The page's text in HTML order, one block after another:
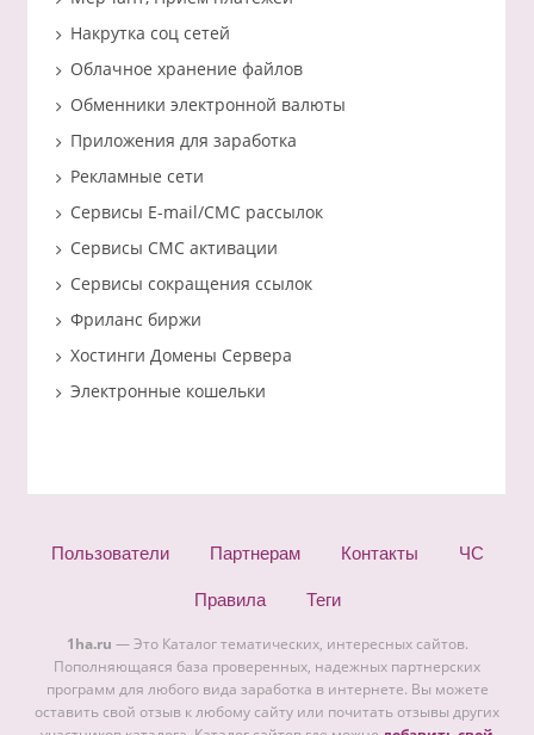
Накрутка соц сетей
Облачное хранение файлов
Обменники электронной валюты
Приложения для заработка
Рекламные сети
Сервисы E-mail/СМС рассылок
Сервисы СМС активации
Сервисы сокращения ссылок
Фриланс биржи
Хостинги Домены Сервера
Электронные кошельки
Пользователи Партнерам Контакты ЧС
Правила Теги
1ha.ru — Это Каталог тематических, интересных сайтов.
Пополняющаяся база проверенных, надежных партнерских
программ для любого вида заработка в интернете. Вы можете
оставить свой отзыв к любому сайту или почитать отзывы других